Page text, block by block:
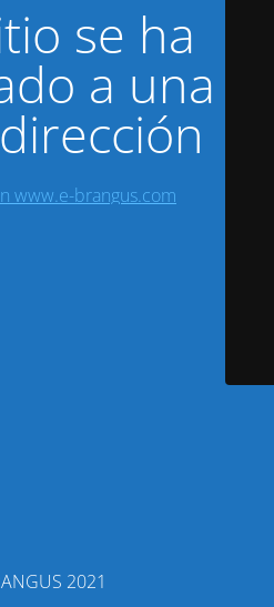
se ha
a una
www.e-brangus.com
2021